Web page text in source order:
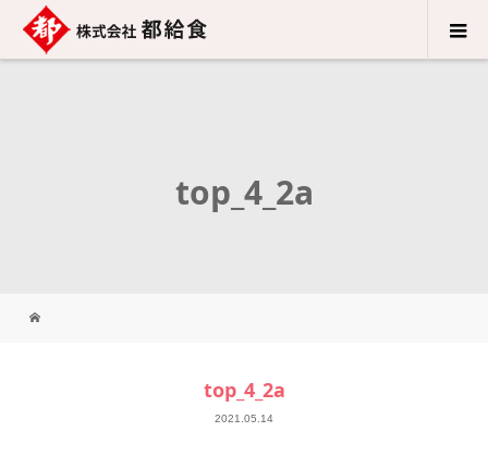
top_4_2a
top_4_2a
2021.05.14